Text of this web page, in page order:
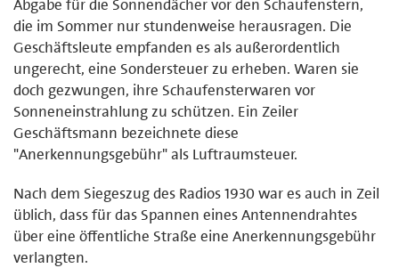
Abgabe für die Sonnendächer vor den Schaufenstern,
die im Sommer nur stundenweise herausragen. Die
Geschäftsleute empfanden es als außerordentlich
ungerecht, eine Sondersteuer zu erheben. Waren sie
doch gezwungen, ihre Schaufensterwaren vor
Sonneneinstrahlung zu schützen. Ein Zeiler
Geschäftsmann bezeichnete diese
"Anerkennungsgebühr" als Luftraumsteuer.
Nach dem Siegeszug des Radios 1930 war es auch in Zeil
üblich, dass für das Spannen eines Antennendrahtes
über eine öffentliche Straße eine Anerkennungsgebühr
verlangten.